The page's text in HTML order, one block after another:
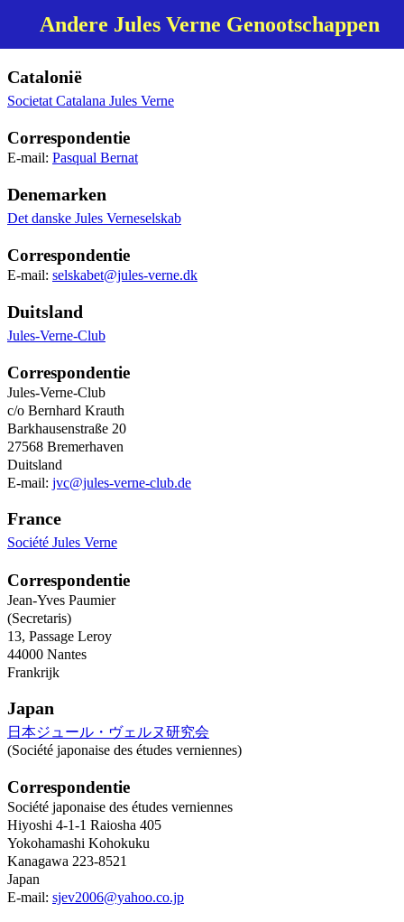
Andere Jules Verne Genootschappen
Catalonië
Societat Catalana Jules Verne
Correspondentie
E-mail: Pasqual Bernat
Denemarken
Det danske Jules Verneselskab
Correspondentie
E-mail: selskabet@jules-verne.dk
Duitsland
Jules-Verne-Club
Correspondentie
Jules-Verne-Club
c/o Bernhard Krauth
Barkhausenstraße 20
27568 Bremerhaven
Duitsland
E-mail: jvc@jules-verne-club.de
France
Société Jules Verne
Correspondentie
Jean-Yves Paumier
(Secretaris)
13, Passage Leroy
44000 Nantes
Frankrijk
Japan
日本ジュール・ヴェルヌ研究会
(Société japonaise des études verniennes)
Correspondentie
Société japonaise des études verniennes
Hiyoshi 4-1-1 Raiosha 405
Yokohamashi Kohokuku
Kanagawa 223-8521
Japan
E-mail: sjev2006@yahoo.co.jp